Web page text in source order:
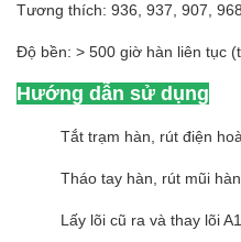
Tương thích: 936, 937, 907,
Độ bền: > 500 giờ hàn liên tục
Hướng dẫn sử dụng
Tắt trạm hàn, rút điện
Tháo tay hàn, rút mũi
Lấy lõi cũ ra và thay lõi